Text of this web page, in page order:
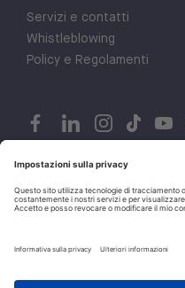
Servizi e contatti
Whistleblowing
Policy e Regolamenti
© 2026 H-FARM. All rights